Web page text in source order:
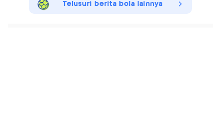
Telusuri berita bola lainnya